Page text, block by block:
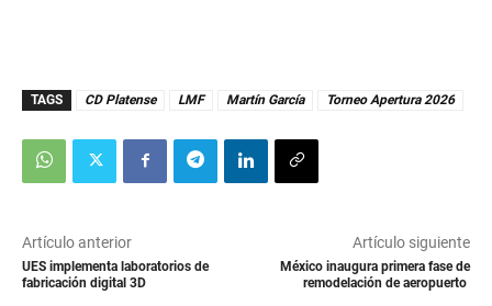
TAGS CD Platense LMF Martín García Torneo Apertura 2026
Artículo anterior
UES implementa laboratorios de
fabricación digital 3D
Artículo siguiente
México inaugura primera fase de
remodelación de aeropuerto